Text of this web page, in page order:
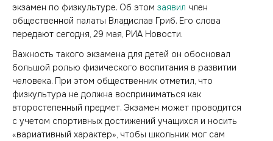
экзамен по физкультуре. Об этом заявил член
общественной палаты Владислав Гриб. Его слова
передают сегодня, 29 мая, РИА Новости.
Важность такого экзамена для детей он обосновал
большой ролью физического воспитания в развитии
человека. При этом общественник отметил, что
физкультура не должна восприниматься как
второстепенный предмет. Экзамен может проводится
с учетом спортивных достижений учащихся и носить
«вариативный характер», чтобы школьник мог сам